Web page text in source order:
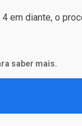
4 em diante, o
saber mais.